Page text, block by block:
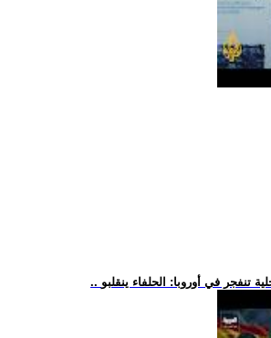
تنفجر في أوروبا: الحلفاء ينقلبو